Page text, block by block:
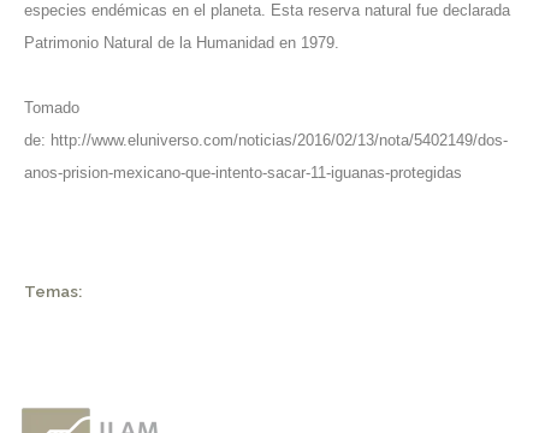
especies endémicas en el planeta. Esta reserva natural fue declarada
Patrimonio Natural de la Humanidad en 1979.
Tomado
de: http://www.eluniverso.com/noticias/2016/02/13/nota/5402149/dos-
anos-prision-mexicano-que-intento-sacar-11-iguanas-protegidas
Temas: